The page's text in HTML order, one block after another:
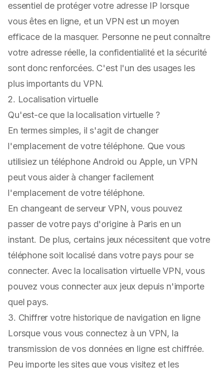
essentiel de protéger votre adresse IP lorsque
vous êtes en ligne, et un VPN est un moyen
efficace de la masquer. Personne ne peut connaître
votre adresse réelle, la confidentialité et la sécurité
sont donc renforcées. C'est l'un des usages les
plus importants du VPN.
2. Localisation virtuelle
Qu'est-ce que la localisation virtuelle ?
En termes simples, il s'agit de changer
l'emplacement de votre téléphone. Que vous
utilisiez un téléphone Android ou Apple, un VPN
peut vous aider à changer facilement
l'emplacement de votre téléphone.
En changeant de serveur VPN, vous pouvez
passer de votre pays d'origine à Paris en un
instant. De plus, certains jeux nécessitent que votre
téléphone soit localisé dans votre pays pour se
connecter. Avec la localisation virtuelle VPN, vous
pouvez vous connecter aux jeux depuis n'importe
quel pays.
3. Chiffrer votre historique de navigation en ligne
Lorsque vous vous connectez à un VPN, la
transmission de vos données en ligne est chiffrée.
Peu importe les sites que vous visitez et les